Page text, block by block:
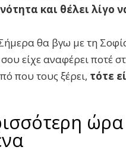
και θέλει λίγο
θα βγω με τη
είχε αναφέρει ποτέ
που τους ξέρει, τότε
ώρα